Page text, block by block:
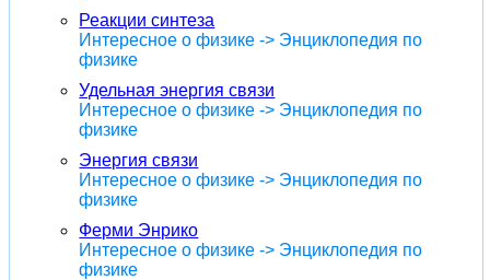
Реакции синтеза
Интересное о физике -> Энциклопедия по
физике
Удельная энергия связи
Интересное о физике -> Энциклопедия по
физике
Энергия связи
Интересное о физике -> Энциклопедия по
физике
Ферми Энрико
Интересное о физике -> Энциклопедия по
физике